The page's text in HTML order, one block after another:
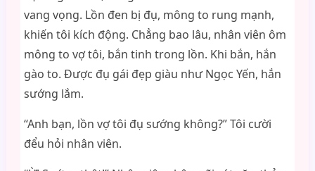
vang vọng. Lồn đen bị đụ, mông to rung mạnh,
khiến tôi kích động. Chẳng bao lâu, nhân viên ôm
mông to vợ tôi, bắn tinh trong lồn. Khi bắn, hắn
gào to. Được đụ gái đẹp giàu như Ngọc Yến, hắn
sướng lắm.
“Anh bạn, lồn vợ tôi đụ sướng không?” Tôi cười
đểu hỏi nhân viên.